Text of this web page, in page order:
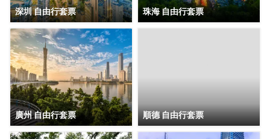
特高商務、後客商旅、後客智慧、微酒店品牌，致力於為商
旅人羣提供獨具個性的居住和服務體驗，呈現出更加多元化
的精品酒店選擇。
深圳 自由行套票 珠海 自由行套票
廣州 自由行套票 順德 自由行套票